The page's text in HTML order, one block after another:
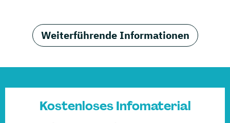
Weiterführende Informationen
Kostenloses Infomaterial